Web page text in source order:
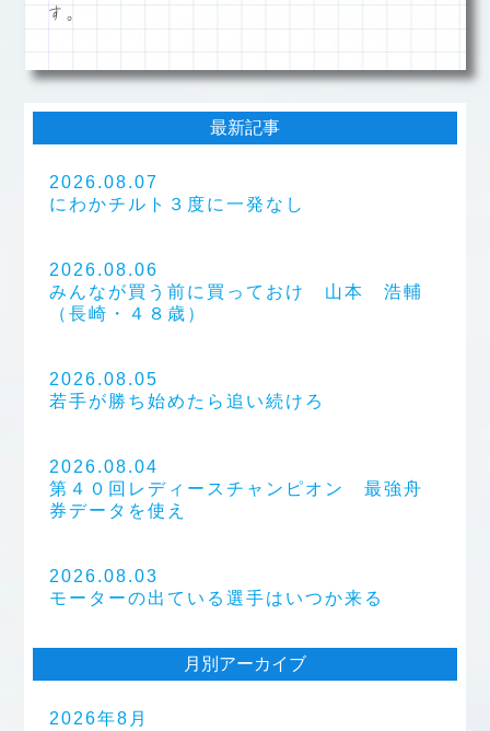
す。
最新記事
2026.08.07
にわかチルト３度に一発なし
2026.08.06
みんなが買う前に買っておけ 山本 浩輔
（長崎・４８歳）
2026.08.05
若手が勝ち始めたら追い続けろ
2026.08.04
第４０回レディースチャンピオン 最強舟
券データを使え
2026.08.03
モーターの出ている選手はいつか来る
月別アーカイブ
2026年8月